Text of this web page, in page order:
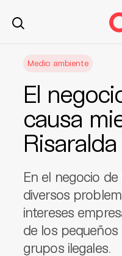
Medio ambiente
El
causa
Risaralda
En el negocio
diversos
intereses
de los pequeños
grupos ilegales.